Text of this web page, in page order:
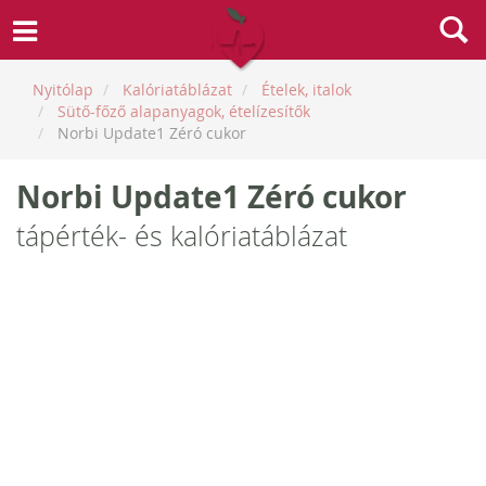
Nyitólap Kalóriatáblázat
Ételek, italok
Sütő-főző alapanyagok, ételízesítők
Norbi Update1 Zéró cukor
Norbi Update1 Zéró cukor
tápérték- és kalóriatáblázat